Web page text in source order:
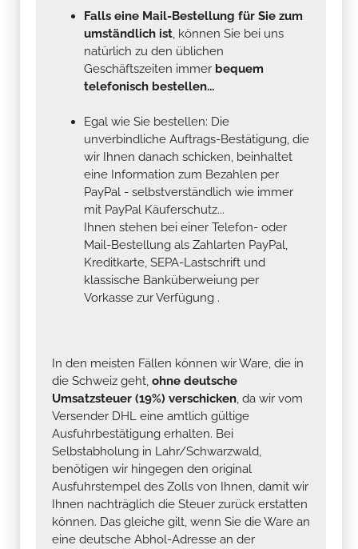
Falls eine Mail-Bestellung für Sie zum
umständlich ist, können Sie bei uns
natürlich zu den üblichen
Geschäftszeiten immer bequem
telefonisch bestellen...
Egal wie Sie bestellen: Die
unverbindliche Auftrags-Bestätigung, die
wir Ihnen danach schicken, beinhaltet
eine Information zum Bezahlen per
PayPal - selbstverständlich wie immer
mit PayPal Käuferschutz...
Ihnen stehen bei einer Telefon- oder
Mail-Bestellung als Zahlarten PayPal,
Kreditkarte, SEPA-Lastschrift und
klassische Banküberweiung per
Vorkasse zur Verfügung .
In den meisten Fällen können wir Ware, die in
die Schweiz geht, ohne deutsche
Umsatzsteuer (19%) verschicken, da wir vom
Versender DHL eine amtlich gültige
Ausfuhrbestätigung erhalten. Bei
Selbstabholung in Lahr/Schwarzwald,
benötigen wir hingegen den original
Ausfuhrstempel des Zolls von Ihnen, damit wir
Ihnen nachträglich die Steuer zurück erstatten
können. Das gleiche gilt, wenn Sie die Ware an
eine deutsche Abhol-Adresse an der